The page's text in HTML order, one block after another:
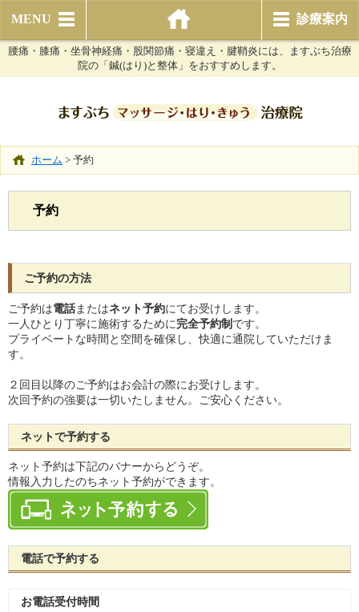
MENU 診療案内
腰痛・膝痛・坐骨神経痛・股関節痛・寝違え・腱鞘炎には、ますぶち治療
院の「鍼(はり)と整体」をおすすめします。
ホーム > 予約
予約
ご予約の方法
ご予約は電話またはネット予約にてお受けします。
一人ひとり丁寧に施術するために完全予約制 です。
プライベートな時間と空間を確保し、快適に通院していただけま
す。
２回目以降のご予約はお会計の際にお受けします。
次回予約の強要は一切いたしません。ご安心ください。
ネットで予約する
ネット予約は下記のバナーからどうぞ。
情報入力したのちネット予約ができます。
電話で予約する
お電話受付時間